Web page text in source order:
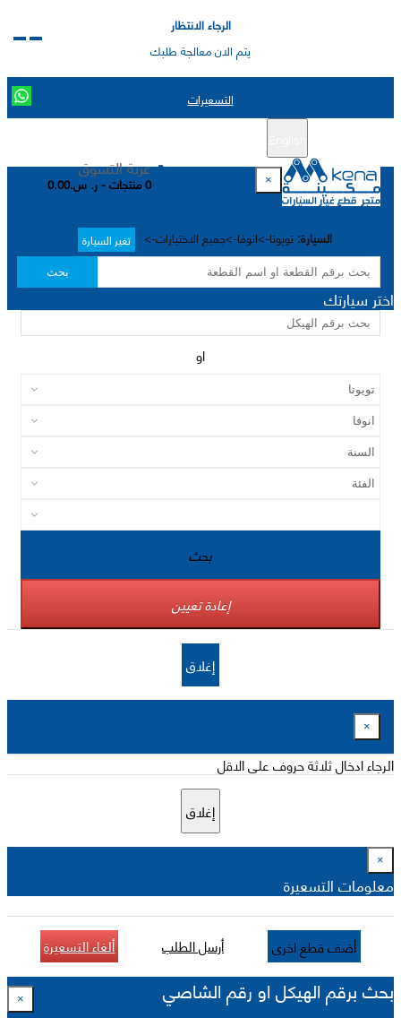
الرجاء الانتظار
يتم الان معالجة طلبك
التسعيرات
عربة التسوق
0 منتجات - ر. س.0.00
السيارة: تويوتا->انوفا->جميع الاختيارات-> تغير السيارة
بحث
×
اختر سيارتك
او
بحث
إعادة تعيين
إغلاق
×
الرجاء ادخال ثلاثة حروف على الاقل
إغلاق
×
معلومات التسعيرة
أضف قطع اخرى أرسل الطلب ألغاء التسعيرة
بحث برقم الهيكل او رقم الشاصي ×